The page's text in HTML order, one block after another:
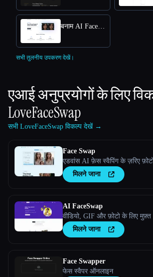
बनाम AI Face Swap App
सभी तुलनीय उपकरण देखें।
एआई अनुप्रयोगों के लिए
LoveFaceSwap
सभी LoveFaceSwap विकल्प देखें →
Face Swap
एडवांस AI फ़ेस स्वैपिंग के ज़रिए
मिलने जाना
AI FaceSwap
वीडियो, GIF और फ़ोटो के लिए
मिलने जाना
Face Swapper
फेस स्वैपर ऑनलाइन